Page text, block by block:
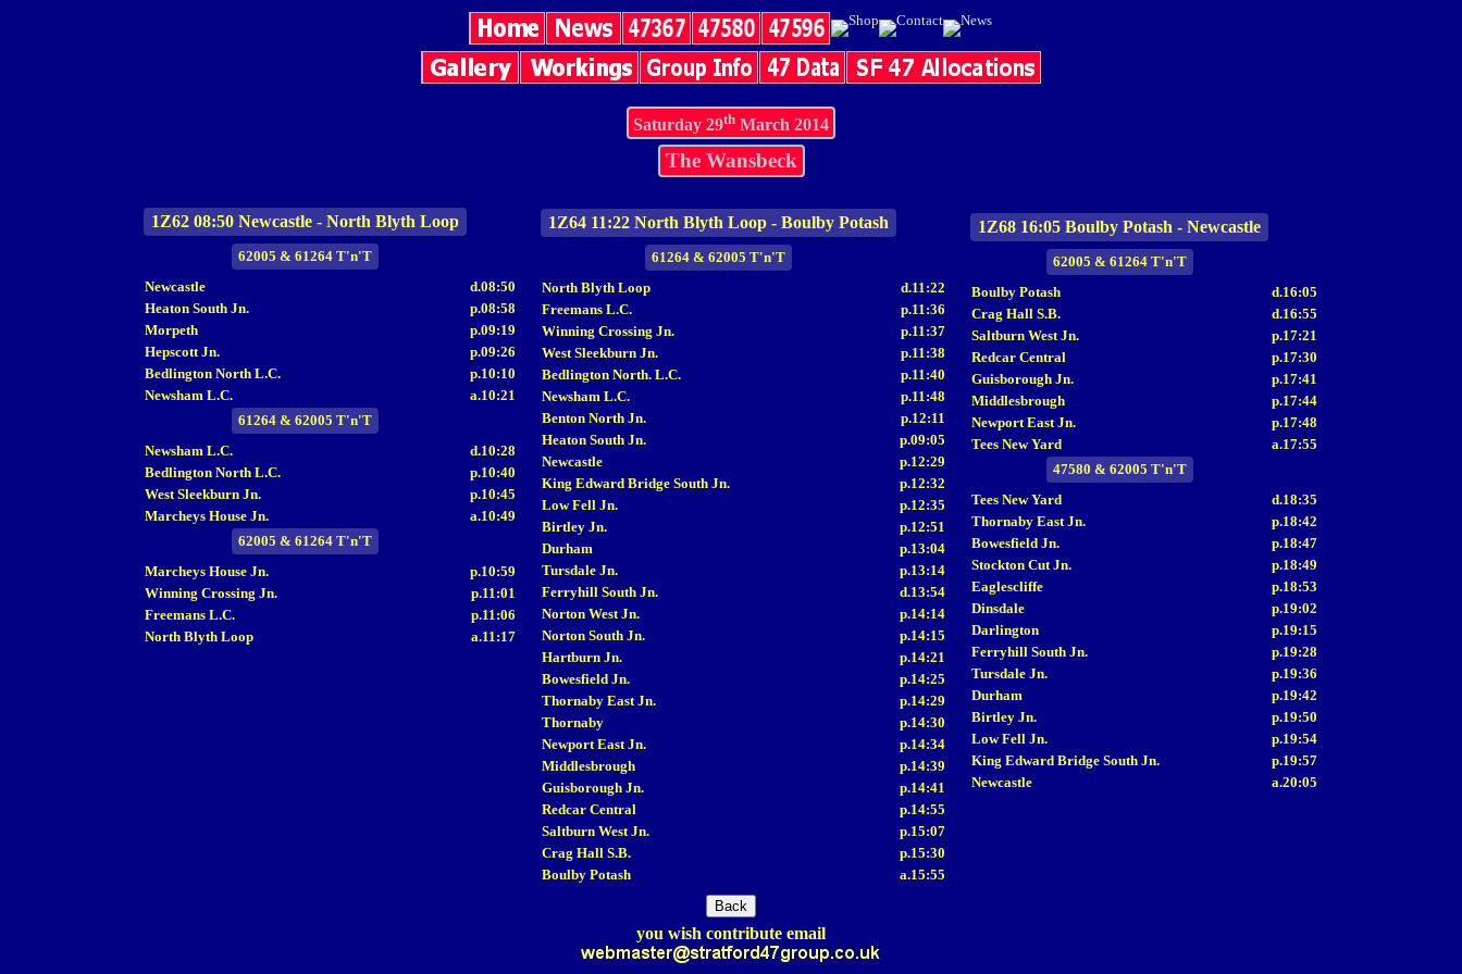
Saturday 29th March 2014
The Wansbeck
1Z62 08:50 Newcastle - North Blyth Loop
62005 & 61264 T'n'T
Newcastle
d.08:50
Heaton South Jn.
p.08:58
Morpeth
p.09:19
Hepscott Jn.
p.09:26
Bedlington North L.C.
p.10:10
Newsham L.C.
a.10:21
61264 & 62005 T'n'T
Newsham L.C.
d.10:28
Bedlington North L.C.
p.10:40
West Sleekburn Jn.
p.10:45
Marcheys House Jn.
a.10:49
62005 & 61264 T'n'T
Marcheys House Jn.
p.10:59
Winning Crossing Jn.
p.11:01
Freemans L.C.
p.11:06
North Blyth Loop
a.11:17
1Z64 11:22 North Blyth Loop - Boulby Potash
61264 & 62005 T'n'T
North Blyth Loop
d.11:22
Freemans L.C.
p.11:36
Winning Crossing Jn.
p.11:37
West Sleekburn Jn.
p.11:38
Bedlington North. L.C.
p.11:40
Newsham L.C.
p.11:48
Benton North Jn.
p.12:11
Heaton South Jn.
p.09:05
Newcastle
p.12:29
King Edward Bridge South Jn.
p.12:32
Low Fell Jn.
p.12:35
Birtley Jn.
p.12:51
Durham
p.13:04
Tursdale Jn.
p.13:14
Ferryhill South Jn.
d.13:54
Norton West Jn.
p.14:14
Norton South Jn.
p.14:15
Hartburn Jn.
p.14:21
Bowesfield Jn.
p.14:25
Thornaby East Jn.
p.14:29
Thornaby
p.14:30
Newport East Jn.
p.14:34
Middlesbrough
p.14:39
Guisborough Jn.
p.14:41
Redcar Central
p.14:55
Saltburn West Jn.
p.15:07
Crag Hall S.B.
p.15:30
Boulby Potash
a.15:55
1Z68 16:05 Boulby Potash - Newcastle
62005 & 61264 T'n'T
Boulby Potash
d.16:05
Crag Hall S.B.
d.16:55
Saltburn West Jn.
p.17:21
Redcar Central
p.17:30
Guisborough Jn.
p.17:41
Middlesbrough
p.17:44
Newport East Jn.
p.17:48
Tees New Yard
a.17:55
47580 & 62005 T'n'T
Tees New Yard
d.18:35
Thornaby East Jn.
p.18:42
Bowesfield Jn.
p.18:47
Stockton Cut Jn.
p.18:49
Eaglescliffe
p.18:53
Dinsdale
p.19:02
Darlington
p.19:15
Ferryhill South Jn.
p.19:28
Tursdale Jn.
p.19:36
Durham
p.19:42
Birtley Jn.
p.19:50
Low Fell Jn.
p.19:54
King Edward Bridge South Jn.
p.19:57
Newcastle
a.20:05
you wish contribute email